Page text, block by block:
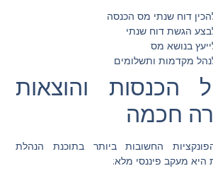
דוח שנתי מס הכנסה
הגשת דוח שנתי
בנושא מס
מקדמות ותשלומים
הכנסות והוצאות
חכמה
החשובות ביותר בתוכנת הנהלת
היא מעקב פיננסי מלא: